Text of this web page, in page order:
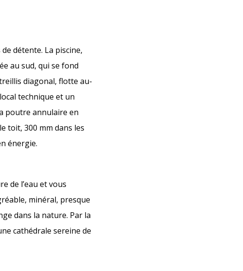
détente. La piscine,
au sud, qui se fond
diagonal, flotte au-
technique et un
poutre annulaire en
toit, 300 mm dans les
énergie.
de l’eau et vous
minéral, presque
dans la nature. Par la
cathédrale sereine de